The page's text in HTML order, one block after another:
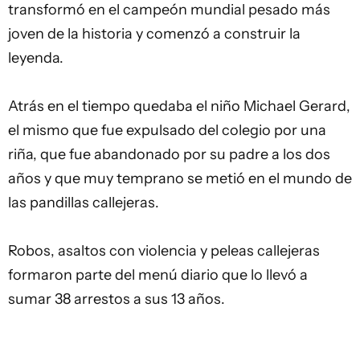
transformó en el campeón mundial pesado más
joven de la historia y comenzó a construir la
leyenda.
Atrás en el tiempo quedaba el niño Michael Gerard,
el mismo que fue expulsado del colegio por una
riña, que fue abandonado por su padre a los dos
años y que muy temprano se metió en el mundo de
las pandillas callejeras.
Robos, asaltos con violencia y peleas callejeras
formaron parte del menú diario que lo llevó a
sumar 38 arrestos a sus 13 años.